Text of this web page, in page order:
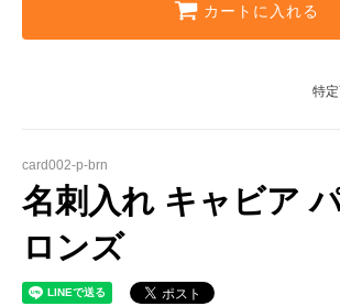
カートに入れる
特
card002-p-brn
名刺入れ キャビア
ロンズ